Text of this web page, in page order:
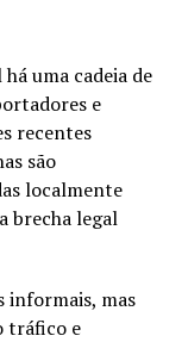
uma cadeia de
e
recentes
são
localmente
brecha legal
informais, mas
tráfico e